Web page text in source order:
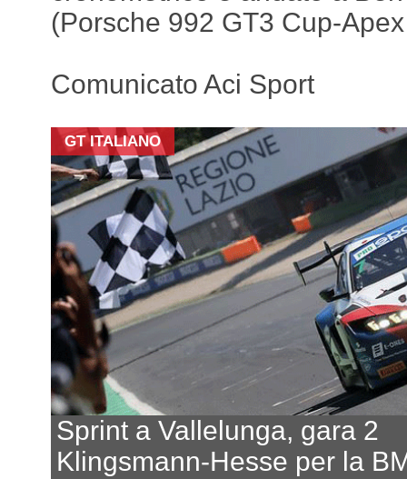
(Porsche 992 GT3 Cup-
Comunicato Aci Sport
GT ITALIANO
Sprint a Vallelunga, gara 2
Klingsmann-Hesse per la